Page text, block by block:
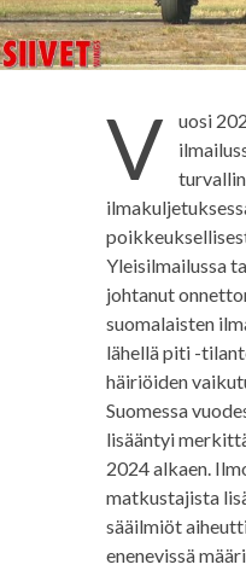
V
uosi
Yleisilmailussa
johtanut
suomalaisten
lähellä piti -
häiriöiden
Suomessa
lisääntyi
2024 alkaen.
matkustajista
sääilmiöt
enenevissä